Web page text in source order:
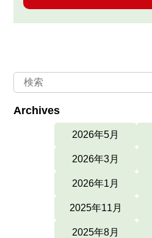
Archives
2026年5月
2026年3月
2026年1月
2025年11月
2025年8月